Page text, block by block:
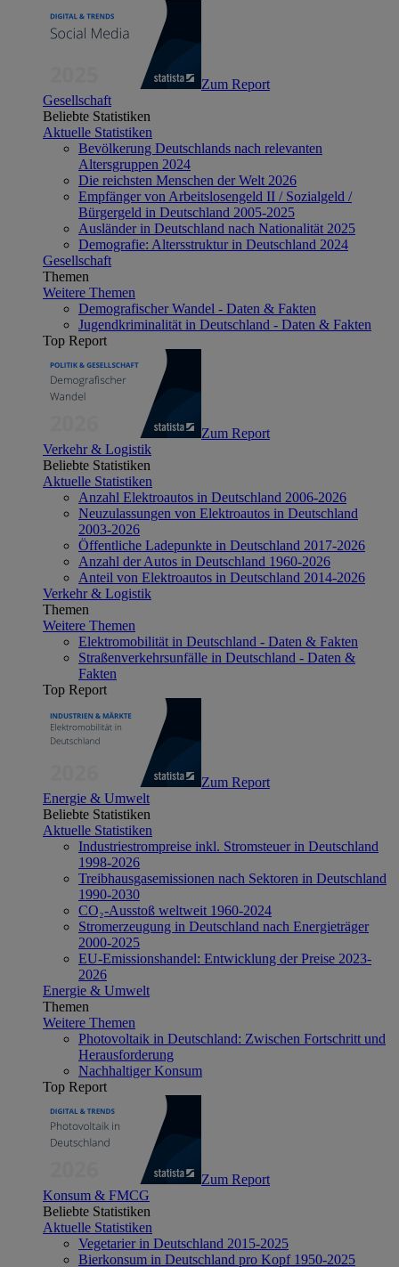
Zum Report
Gesellschaft
Beliebte Statistiken
Aktuelle Statistiken
Bevölkerung Deutschlands nach relevanten
Altersgruppen 2024
Die reichsten Menschen der Welt 2026
Empfänger von Arbeitslosengeld II / Sozialgeld /
Bürgergeld in Deutschland 2005-2025
Ausländer in Deutschland nach Nationalität 2025
Demografie: Altersstruktur in Deutschland 2024
Gesellschaft
Themen
Weitere Themen
Demografischer Wandel - Daten & Fakten
Jugendkriminalität in Deutschland - Daten & Fakten
Top Report
Zum Report
Verkehr & Logistik
Beliebte Statistiken
Aktuelle Statistiken
Anzahl Elektroautos in Deutschland 2006-2026
Neuzulassungen von Elektroautos in Deutschland
2003-2026
Öffentliche Ladepunkte in Deutschland 2017-2026
Anzahl der Autos in Deutschland 1960-2026
Anteil von Elektroautos in Deutschland 2014-2026
Verkehr & Logistik
Themen
Weitere Themen
Elektromobilität in Deutschland - Daten & Fakten
Straßenverkehrsunfälle in Deutschland - Daten &
Fakten
Top Report
Zum Report
Energie & Umwelt
Beliebte Statistiken
Aktuelle Statistiken
Industriestrompreise inkl. Stromsteuer in Deutschland
1998-2026
Treibhausgasemissionen nach Sektoren in Deutschland
1990-2030
CO₂-Ausstoß weltweit 1960-2024
Stromerzeugung in Deutschland nach Energieträger
2000-2025
EU-Emissionshandel: Entwicklung der Preise 2023-
2026
Energie & Umwelt
Themen
Weitere Themen
Photovoltaik in Deutschland: Zwischen Fortschritt und
Herausforderung
Nachhaltiger Konsum
Top Report
Zum Report
Konsum & FMCG
Beliebte Statistiken
Aktuelle Statistiken
Vegetarier in Deutschland 2015-2025
Bierkonsum in Deutschland pro Kopf 1950-2025